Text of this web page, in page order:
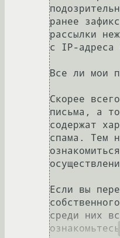
ранее
рассылки
с IP-адреса
Все ли мои
Скорее
письма, а
содержат
спама. Тем
Если вы
среди них